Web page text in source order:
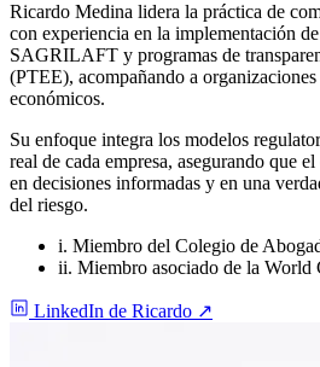
Ricardo Medina lidera la práctica de
con experiencia en la implementación
SAGRILAFT y programas de
(PTEE), acompañando a
económicos.
Su enfoque integra los modelos
real de cada empresa, asegurando que
en decisiones informadas y en una
del riesgo.
i. Miembro del Colegio de
ii. Miembro asociado de la World
LinkedIn de Ricardo ↗